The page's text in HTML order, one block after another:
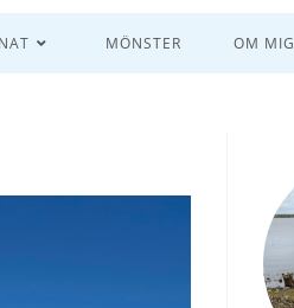
MÖNSTER OM MIG